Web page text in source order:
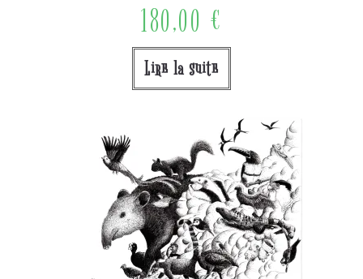
180,00 €
Lire la suite